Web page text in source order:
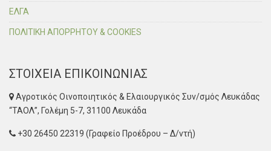
ΕΛΓΑ
ΠΟΛΙΤΙΚΗ ΑΠΟΡΡΗΤΟΥ & COOKIES
ΣΤΟΙΧΕΙΑ ΕΠΙΚΟΙΝΩΝΙΑΣ
Αγροτικός Οινοποιητικός & Ελαιουργικός Συν/σμός Λευκάδας
“ΤΑΟΛ”, Γολέμη 5-7, 31100 Λευκάδα
+30 26450 22319 (Γραφείο Προέδρου – Δ/ντή)